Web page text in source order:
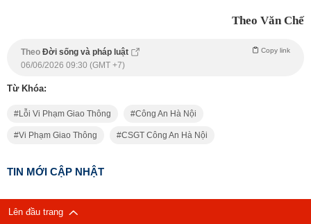
Theo Văn Chế
Theo Đời sống và pháp luật Copy link
06/06/2026 09:30 (GMT +7)
Từ Khóa:
Lỗi Vi Phạm Giao Thông Công An Hà Nội
Vi Phạm Giao Thông CSGT Công An Hà Nội
TIN MỚI CẬP NHẬT
Lên đầu trang